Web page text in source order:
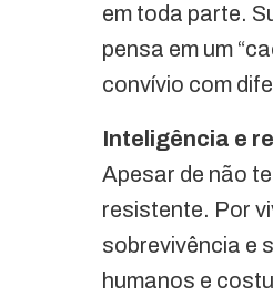
em toda parte.
pensa em um
convívio com
Inteligência e
Apesar de não
resistente. Por
sobrevivência e
humanos e